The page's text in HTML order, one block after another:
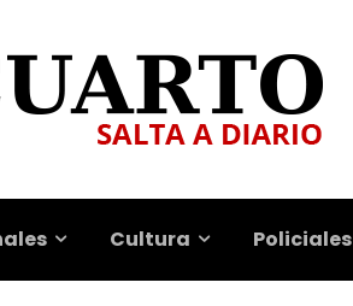
Cultura Policiales